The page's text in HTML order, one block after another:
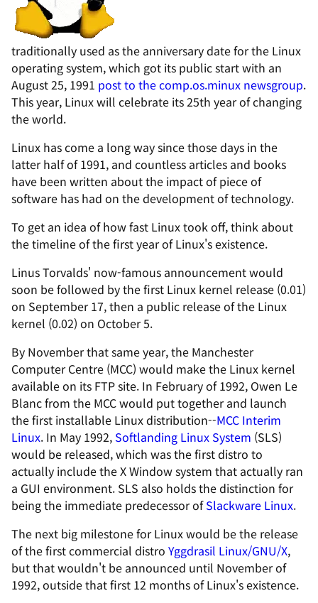
traditionally used as the anniversary date for the Linux
operating system, which got its public start with an
August 25, 1991 post to the comp.os.minux newsgroup.
This year, Linux will celebrate its 25th year of changing
the world.
Linux has come a long way since those days in the
latter half of 1991, and countless articles and books
have been written about the impact of piece of
software has had on the development of technology.
To get an idea of how fast Linux took off, think about
the timeline of the first year of Linux's existence.
Linus Torvalds' now-famous announcement would
soon be followed by the first Linux kernel release (0.01)
on September 17, then a public release of the Linux
kernel (0.02) on October 5.
By November that same year, the Manchester
Computer Centre (MCC) would make the Linux kernel
available on its FTP site. In February of 1992, Owen Le
Blanc from the MCC would put together and launch
the first installable Linux distribution--MCC Interim
Linux. In May 1992, Softlanding Linux System (SLS)
would be released, which was the first distro to
actually include the X Window system that actually ran
a GUI environment. SLS also holds the distinction for
being the immediate predecessor ofSlackware Linux.
The next big milestone for Linux would be the release
of the first commercial distro Yggdrasil Linux/GNU/X,
but that wouldn't be announced until November of
1992, outside that first 12 months of Linux's existence.